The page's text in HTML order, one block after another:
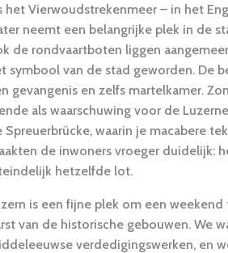
het Vierwoudstrekenmeer – in het
neemt een belangrijke plek in de
de rondvaartboten liggen
symbool van de stad geworden. De
gevangenis en zelfs martelkamer.
als waarschuwing voor de
Spreuerbrücke, waarin je macabere
de inwoners vroeger duidelijk:
hetzelfde lot.
is een fijne plek om een
van de historische gebouwen. We
verdedigingswerken, en